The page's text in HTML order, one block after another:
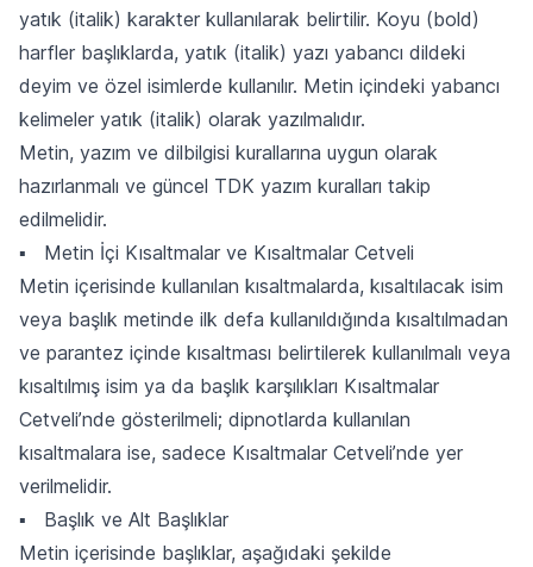
yatık (italik) karakter kullanılarak belirtilir. Koyu (bold)
harfler başlıklarda, yatık (italik) yazı yabancı dildeki
deyim ve özel isimlerde kullanılır. Metin içindeki yabancı
kelimeler yatık (italik) olarak yazılmalıdır.
Metin, yazım ve dilbilgisi kurallarına uygun olarak
hazırlanmalı ve güncel TDK yazım kuralları takip
edilmelidir.
▪ Metin İçi Kısaltmalar ve Kısaltmalar Cetveli
Metin içerisinde kullanılan kısaltmalarda, kısaltılacak isim
veya başlık metinde ilk defa kullanıldığında kısaltılmadan
ve parantez içinde kısaltması belirtilerek kullanılmalı veya
kısaltılmış isim ya da başlık karşılıkları Kısaltmalar
Cetveli’nde gösterilmeli; dipnotlarda kullanılan
kısaltmalara ise, sadece Kısaltmalar Cetveli’nde yer
verilmelidir.
▪ Başlık ve Alt Başlıklar
Metin içerisinde başlıklar, aşağıdaki şekilde